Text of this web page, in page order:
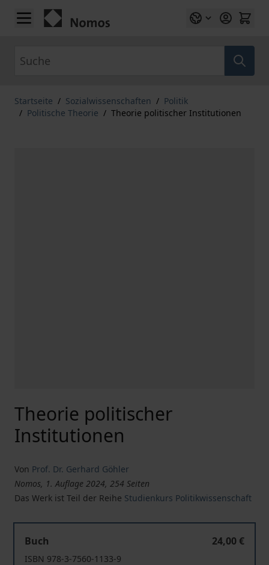
Zum Inhalt springen
Startseite / Sozialwissenschaften / Politik
/ Politische Theorie / Theorie politischer Institutionen
Theorie politischer
Institutionen
Von Prof. Dr. Gerhard Göhler
Nomos, 1. Auflage 2024, 254 Seiten
Das Werk ist Teil der Reihe Studienkurs Politikwissenschaft
Buch
24,00 €
ISBN 978-3-7560-1133-9